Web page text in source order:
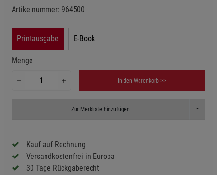
Artikelnummer: 964500
Printausgabe E-Book
Menge
In den Warenkorb >>
Zur Merkliste hinzufügen Toggle
Kauf auf Rechnung
Versandkostenfrei in Europa
30 Tage Rückgaberecht